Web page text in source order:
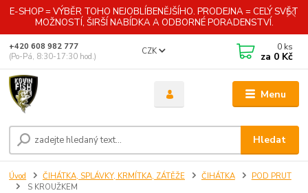
E-SHOP = VÝBĚR TOHO NEJOBLÍBENĚJŠÍHO. PRODEJNA = CELÝ SVĚT
MOŽNOSTÍ, ŠIRŠÍ NABÍDKA A ODBORNÉ PORADENSTVÍ.
Menu
CZK
Hledat
+420 608 982 777
(Po-Pá, 8:30-17:30 hod.)
0 ks
za 0 Kč
Úvod ČIHÁTKA, SPLÁVKY, KRMÍTKA, ZÁTĚŽE ČIHÁTKA
POD PRUT
S KROUŽKEM